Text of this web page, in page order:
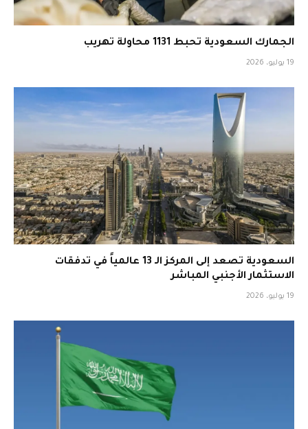
الجمارك السعودية تحبط 1131 محاولة تهريب
19 يوليو، 2026
السعودية تصعد إلى المركز الـ 13 عالمياً في تدفقات
الاستثمار الأجنبي المباشر
19 يوليو، 2026